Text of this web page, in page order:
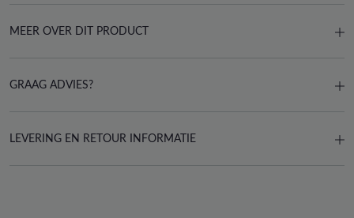
MEER OVER DIT PRODUCT
GRAAG ADVIES?
LEVERING EN RETOUR INFORMATIE